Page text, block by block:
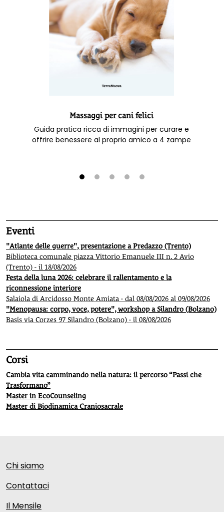
Massaggi per cani felici
Guida pratica ricca di immagini per curare e
offrire benessere al proprio amico a 4 zampe
Eventi
"Atlante delle guerre", presentazione a Predazzo (Trento)
Biblioteca comunale piazza Vittorio Emanuele III n. 2 Avio
(Trento) - il 18/08/2026
Festa della luna 2026: celebrare il rallentamento e la
riconnessione interiore
Salaiola di Arcidosso Monte Amiata - dal 08/08/2026 al 09/08/2026
"Menopausa: corpo, voce, potere", workshop a Silandro (Bolzano)
Basis via Corzes 97 Silandro (Bolzano) - il 08/08/2026
Corsi
Cambia vita camminando nella natura: il percorso “Passi che
Trasformano”
Master in EcoCounseling
Master di Biodinamica Craniosacrale
Chi siamo
Contattaci
Il Mensile